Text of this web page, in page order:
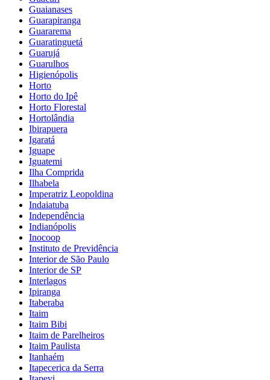
Guaianases
Guarapiranga
Guararema
Guaratinguetá
Guarujá
Guarulhos
Higienópolis
Horto
Horto do Ipê
Horto Florestal
Hortolândia
Ibirapuera
Igaratá
Iguape
Iguatemi
Ilha Comprida
Ilhabela
Imperatriz Leopoldina
Indaiatuba
Independência
Indianópolis
Inocoop
Instituto de Previdência
Interior de São Paulo
Interior de SP
Interlagos
Ipiranga
Itaberaba
Itaim
Itaim Bibi
Itaim de Parelheiros
Itaim Paulista
Itanhaém
Itapecerica da Serra